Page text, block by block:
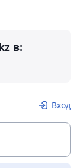
в:
Вход